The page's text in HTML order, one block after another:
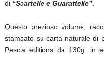
di “Scartelle e Guarattelle”
Questo prezioso volume,
stampato su carta naturale di
Pescia editions da 130g. in